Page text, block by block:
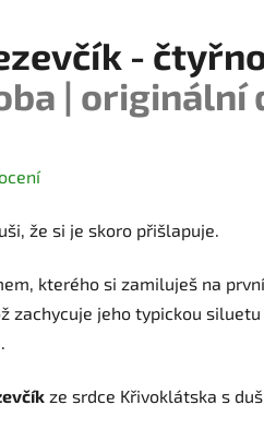
-
| originální
že si je skoro přišlapuje.
kterého si zamiluješ na
zachycuje jeho typickou
ze srdce Křivoklátska s